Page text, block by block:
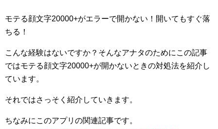
モテる顔文字20000+がエラーで開かない！開いてもすぐ落
ちる！
こんな経験はないですか？そんなアナタのためにこの記事
ではモテる顔文字20000+が開かないときの対処法を紹介し
ています。
それではさっそく紹介していきます。
ちなみにこのアプリの関連記事です。